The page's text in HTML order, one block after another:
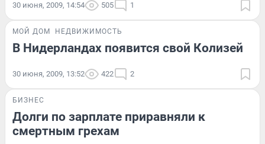
30 июня, 2009, 14:54 505 1
МОЙ ДОМ НЕДВИЖИМОСТЬ
В Нидерландах появится свой Колизей
30 июня, 2009, 13:52 422 2
БИЗНЕС
Долги по зарплате приравняли к
смертным грехам